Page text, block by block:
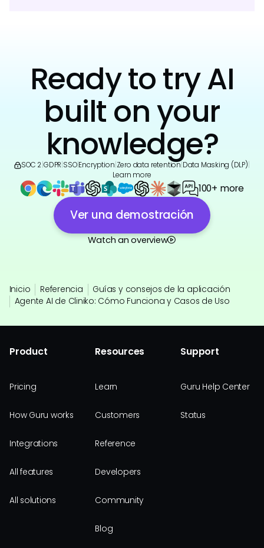
Ready to try AI
built on your
knowledge?
SOC 2 GDPR SSO|Encryption Zero data retention Data Masking (DLP)
Learn more
100+ more
Ver una demostración
Watch an overview
Inicio Referencia
Guías y consejos de la aplicación
Agente AI de Cliniko: Cómo Funciona y Casos de Uso
Product
Pricing
How Guru works
Integrations
All features
All solutions
Resources
Learn
Customers
Reference
Developers
Community
Blog
Support
Guru Help Center
Status